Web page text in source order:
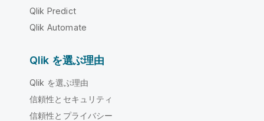
Qlik Predict
Qlik Automate
Qlik を選ぶ理由
Qlik を選ぶ理由
信頼性とセキュリティ
信頼性とプライバシー